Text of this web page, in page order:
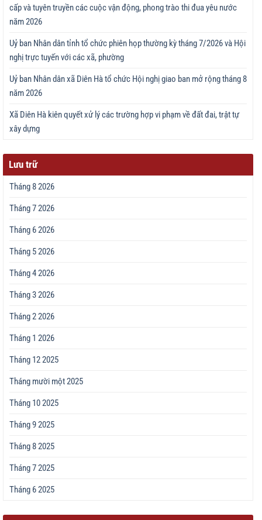
cấp và tuyên truyền các cuộc vận động, phong trào thi đua yêu nước
năm 2026
Uỷ ban Nhân dân tỉnh tổ chức phiên họp thường kỳ tháng 7/2026 và Hội
nghị trực tuyến với các xã, phường
Uỷ ban Nhân dân xã Diên Hà tổ chức Hội nghị giao ban mở rộng tháng 8
năm 2026
Xã Diên Hà kiên quyết xử lý các trường hợp vi phạm về đất đai, trật tự
xây dựng
Lưu trữ
Tháng 8 2026
Tháng 7 2026
Tháng 6 2026
Tháng 5 2026
Tháng 4 2026
Tháng 3 2026
Tháng 2 2026
Tháng 1 2026
Tháng 12 2025
Tháng mười một 2025
Tháng 10 2025
Tháng 9 2025
Tháng 8 2025
Tháng 7 2025
Tháng 6 2025